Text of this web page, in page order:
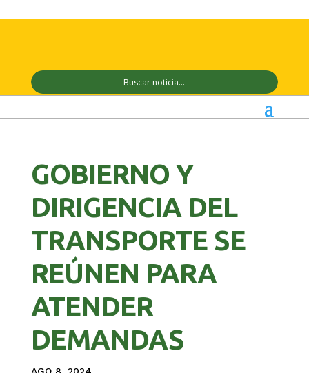
GOBIERNO Y
DIRIGENCIA DEL
TRANSPORTE SE
REÚNEN PARA
ATENDER
DEMANDAS